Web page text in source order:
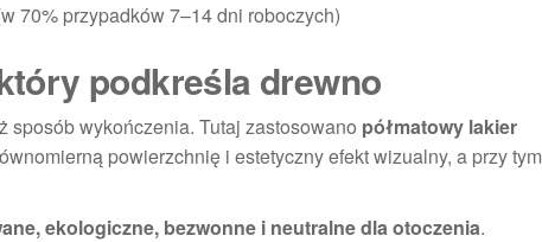
70% przypadków 7–14 dni roboczych)
podkreśla drewno
sposób wykończenia. Tutaj zastosowano półmatowy lakier
powierzchnię i estetyczny efekt wizualny, a przy tym
ekologiczne, bezwonne i neutralne dla otoczenia.